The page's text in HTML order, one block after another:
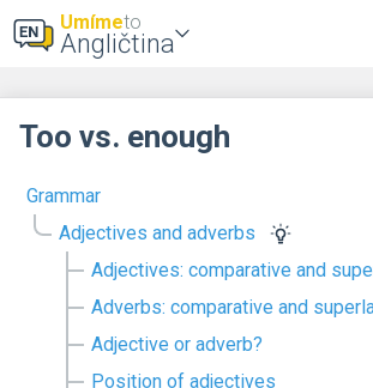
Umímeto
Angličtina
Grammar
Adjectives and adverbs
Adjectives: comparative and
Adverbs: comparative and
Adjective or adverb?
Position of adjectives
Too vs. enough